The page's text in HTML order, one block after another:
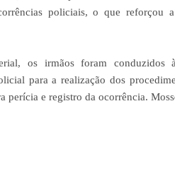
policiais, o que reforçou
os irmãos foram
para a realização dos
perícia e registro da ocorrência.